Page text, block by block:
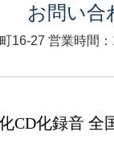
お問い合
16-27 営業時間
CD化録音 全